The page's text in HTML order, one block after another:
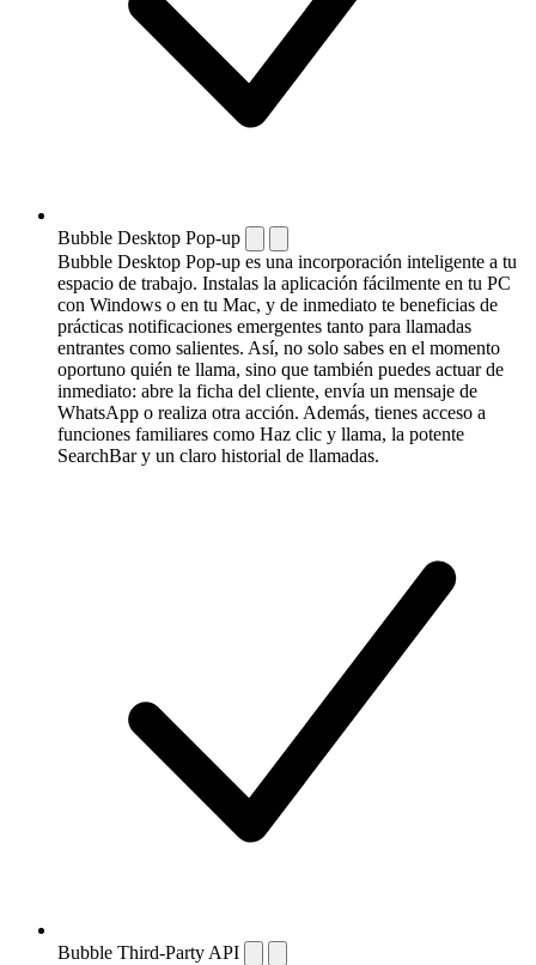
Bubble Desktop Pop-up
Bubble Desktop Pop-up es una incorporación inteligente a tu
espacio de trabajo. Instalas la aplicación fácilmente en tu PC
con Windows o en tu Mac, y de inmediato te beneficias de
prácticas notificaciones emergentes tanto para llamadas
entrantes como salientes. Así, no solo sabes en el momento
oportuno quién te llama, sino que también puedes actuar de
inmediato: abre la ficha del cliente, envía un mensaje de
WhatsApp o realiza otra acción. Además, tienes acceso a
funciones familiares como Haz clic y llama, la potente
SearchBar y un claro historial de llamadas.
Bubble Third-Party API